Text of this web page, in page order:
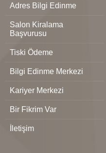
Adres Bilgi Edinme
Salon Kiralama
Başvurusu
Tiski Ödeme
Bilgi Edinme Merkezi
Kariyer Merkezi
Bir Fikrim Var
İletişim